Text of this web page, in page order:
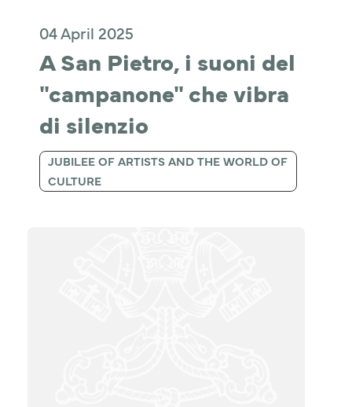
04 April 2025
A San Pietro, i suoni del
"campanone" che vibra
di silenzio
JUBILEE OF ARTISTS AND THE WORLD OF
CULTURE